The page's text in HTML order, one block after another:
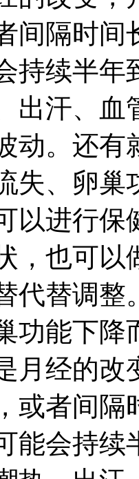
间隔时
持续半年
出汗、血
动。还
失、卵巢
以进行保
，也可以
代替调整
功能下降
月经的
或者间
能会持续